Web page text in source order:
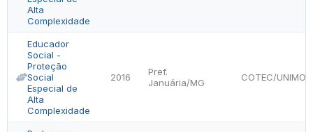
Alta
Complexidade
Educador
Social -
Proteção
Social
Especial de
Alta
Complexidade
2016
Pref.
Januária/MG
COTEC/